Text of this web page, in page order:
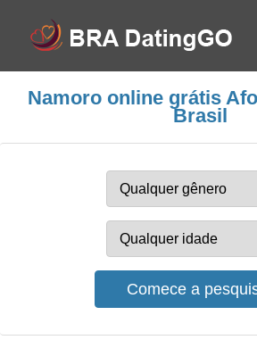
Namoro online grátis
Brasil